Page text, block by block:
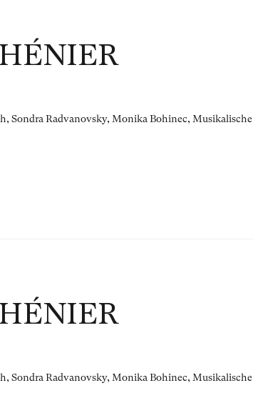
Sondra Radvanovsky, Monika Bohinec, Musikalische
Sondra Radvanovsky, Monika Bohinec, Musikalische